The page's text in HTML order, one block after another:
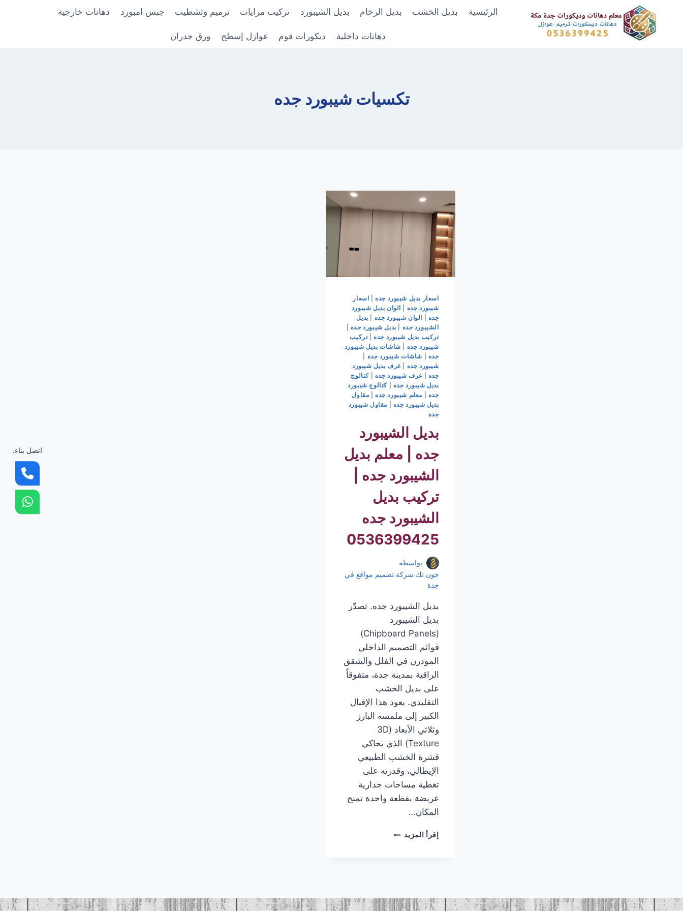
المحتوى
الرئيسية بديل الخشب بديل الرخام بديل الشيبورد تركيب مرايات ترميم وتشطيب جبس امبورد دهانات خارجية
دهانات داخلية ديكورات فوم عوازل إسطح ورق جدران
تكسيات شيبورد جده
اسعار بديل شيبورد جده| اسعار
شيبورد جده
الوان بديل شيبورد
جده
الوان شيبورد جده
بديل
الشيبورد جده
بديل شيبورد جده
تركيب بديل شيبورد جده|تركيب
شيبورد جده
شاشات بديل شيبورد
جده
شاشات شيبورد جده
شيبورد جده |غرف بديل شيبورد
جده
غرف شيبورد جده |كتالوج
بديل شيبورد جده |كتالوج شيبورد
جده
معلم شيبورد جده| مقاول
بديل شيبورد جده
مقاول شيبورد
جده
بديل الشيبورد
جده | معلم بديل
الشيبورد جده |
تركيب بديل
الشيبورد جده
0536399425
بواسطة
جون تك شركة تصميم مواقع في
جدة
بديل الشيبورد جده. تصدّر
بديل الشيبورد
(Chipboard Panels)
قوائم التصميم الداخلي
المودرن في الفلل والشقق
الراقية بمدينة جدة، متفوقاً
على بديل الخشب
التقليدي. يعود هذا الإقبال
الكبير إلى ملمسه البارز
وثلاثي الأبعاد (3D
Texture) الذي يحاكي
قشرة الخشب الطبيعي
الإيطالي، وقدرته على
تغطية مساحات جدارية
عريضة بقطعة واحدة تمنح
المكان…
إقرأ المزيد بديل
الشيبورد
جده
اتصل بناء.